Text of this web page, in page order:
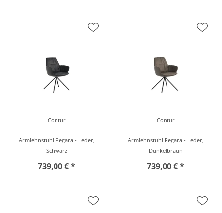
Contur
Armlehnstuhl Pegara - Leder,
Schwarz
739,00 € *
Contur
Armlehnstuhl Pegara - Leder,
Dunkelbraun
739,00 € *